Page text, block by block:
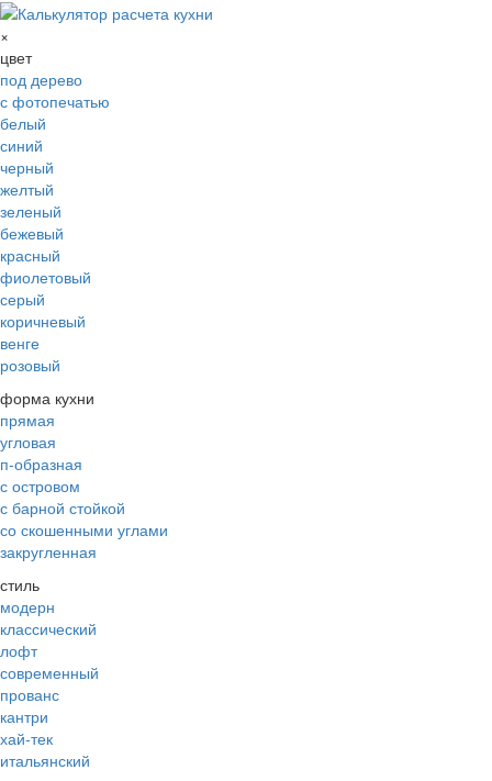
×
цвет
под дерево
с фотопечатью
белый
синий
черный
желтый
зеленый
бежевый
красный
фиолетовый
серый
коричневый
венге
розовый
форма кухни
прямая
угловая
п-образная
с островом
с барной стойкой
со скошенными углами
закругленная
стиль
модерн
классический
лофт
современный
прованс
кантри
хай-тек
итальянский